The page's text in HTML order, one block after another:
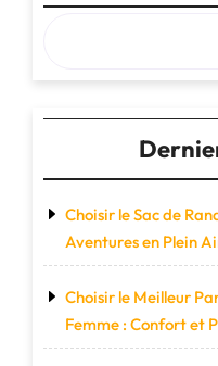
Choisir le Sac de
Aventures en Plein
Choisir le Meilleur
Femme : Confort et